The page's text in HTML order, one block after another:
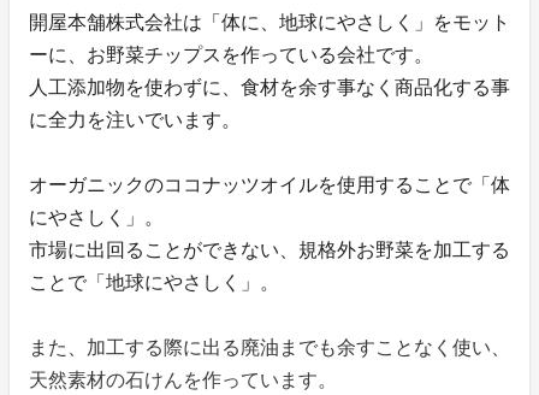
開屋本舗株式会社は「体に、地球にやさしく」をモット
ーに、お野菜チップスを作っている会社です。
人工添加物を使わずに、食材を余す事なく商品化する事
に全力を注いでいます。
オーガニックのココナッツオイルを使用することで「体
にやさしく」。
市場に出回ることができない、規格外お野菜を加工する
ことで「地球にやさしく」。
また、加工する際に出る廃油までも余すことなく使い、
天然素材の石けんを作っています。